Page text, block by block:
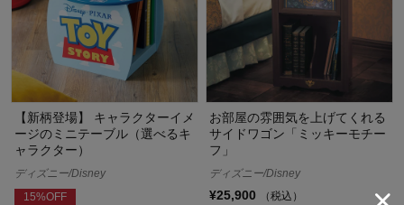
【新柄登場】 キャラクターイメ
ージのミニテーブル（選べるキ
ャラクター）
ディズニー/Disney
15%OFF
お部屋の雰囲気を上げてくれる
サイドワゴン「ミッキーモチー
フ」
ディズニー/Disney
¥25,900
（税込）